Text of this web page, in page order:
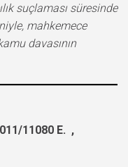
suçlaması süresinde
mahkemece
davasının
11080 E. ,